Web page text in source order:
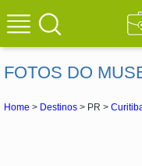
FOTOS DO
Home > Destinos > PR >